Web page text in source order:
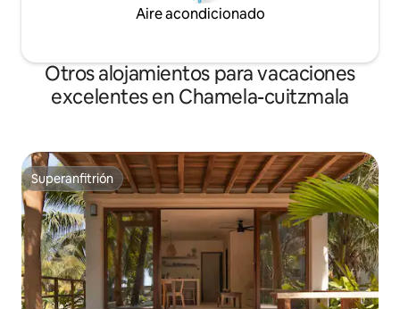
Aire acondicionado
Otros alojamientos para vacaciones
excelentes en Chamela-cuitzmala
Superanfitrión
Superanfitrión